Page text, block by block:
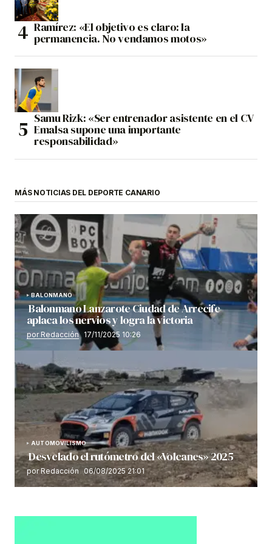
Ramírez: «El objetivo es claro: la
permanencia. No vendamos motos»
Samu Rizk: «Ser entrenador asistente en el CV
Emalsa supone una importante
responsabilidad»
MÁS NOTICIAS DEL DEPORTE CANARIO
BALONMANO
Balonmano Lanzarote Ciudad de Arrecife
aplaca los nervios y logra la victoria
por Redacción 17/11/2025 10:26
AUTOMOVILISMO
Desvelado el rutómetro del «Volcanes» 2025
por Redacción 06/08/2025 21:01